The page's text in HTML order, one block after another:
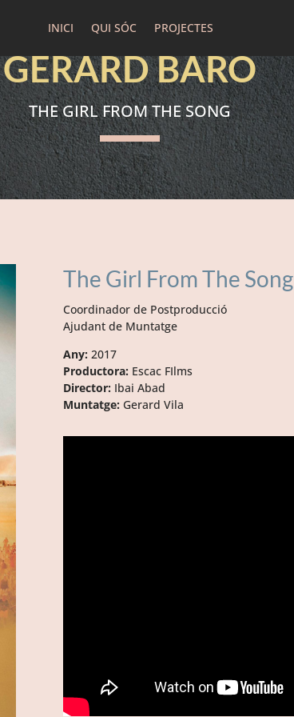
INICI QUI SÓC PROJECTES
GERARD BARÓ
THE GIRL FROM THE SONG
The Girl From The Song
Coordinador de Postproducció
Ajudant de Muntatge
Any: 2017
Productora: Escac FIlms
Director: Ibai Abad
Muntatge: Gerard Vila